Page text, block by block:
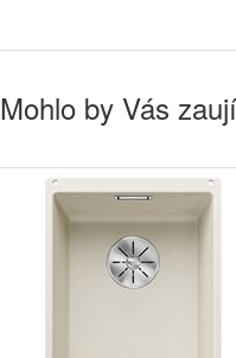
Mohlo by Vás